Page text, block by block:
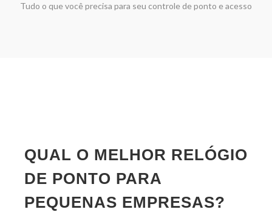
Tudo o que você precisa para seu controle de ponto e acesso
QUAL O MELHOR RELÓGIO
DE PONTO PARA
PEQUENAS EMPRESAS?